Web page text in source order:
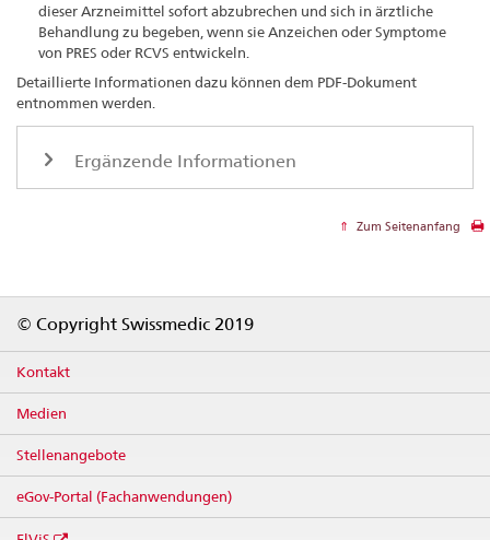
dieser Arzneimittel sofort abzubrechen und sich in ärztliche
Behandlung zu begeben, wenn sie Anzeichen oder Symptome
von PRES oder RCVS entwickeln.
Detaillierte Informationen dazu können dem PDF-Dokument
entnommen werden.
Ergänzende Informationen
Zum Seitenanfang
© Copyright Swissmedic 2019
Kontakt
Medien
Stellenangebote
eGov-Portal (Fachanwendungen)